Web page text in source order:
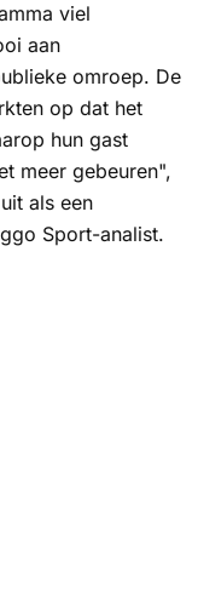
viel
aan
omroep. De
op dat het
hun gast
meer gebeuren",
als een
Sport-analist.